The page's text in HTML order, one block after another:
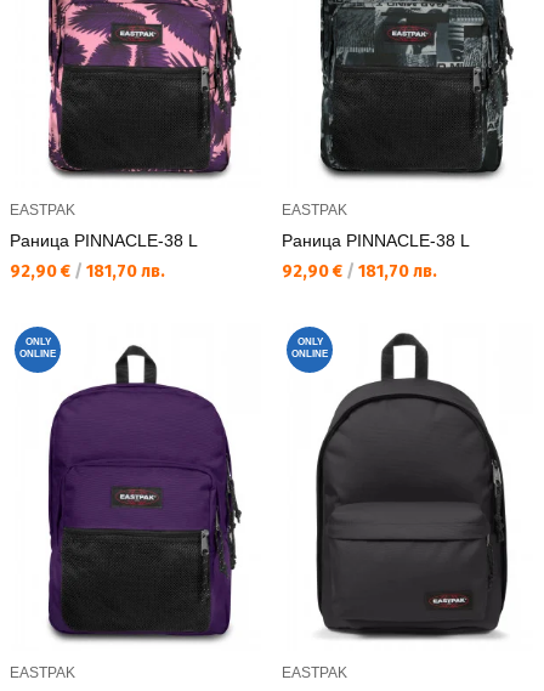
EASTPAK
Раница PINNACLE-38 L
Текуща цена:
92,90 € / 181,70 лв.
EASTPAK
Раница PINNACLE-38 L
Текуща цена:
92,90 € / 181,70 лв.
ONLY
ONLINE
EASTPAK
ONLY
ONLINE
EASTPAK